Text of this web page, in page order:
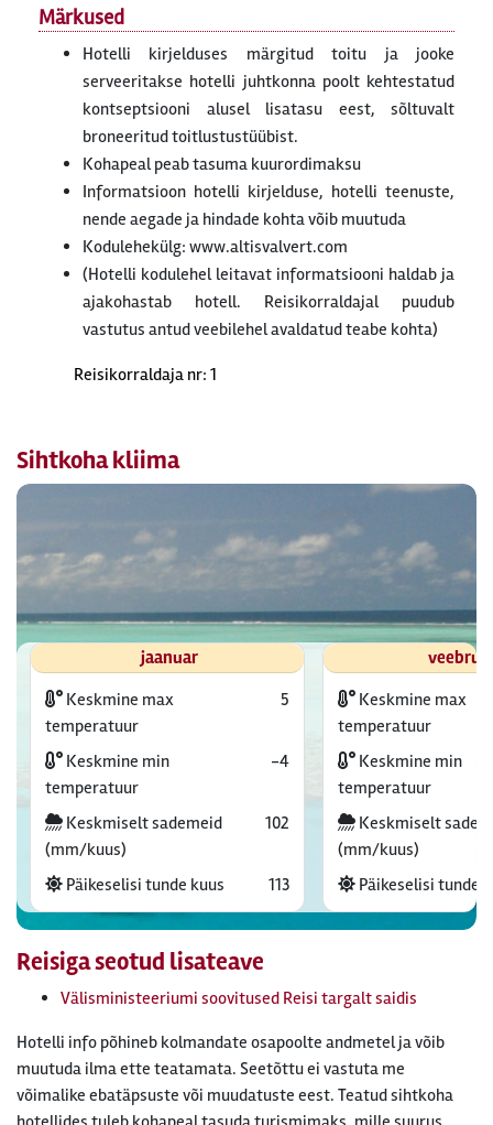
Märkused
Hotelli kirjelduses märgitud toitu ja jooke
serveeritakse hotelli juhtkonna poolt kehtestatud
kontseptsiooni alusel lisatasu eest, sõltuvalt
broneeritud toitlustustüübist.
Kohapeal peab tasuma kuurordimaksu
Informatsioon hotelli kirjelduse, hotelli teenuste,
nende aegade ja hindade kohta võib muutuda
Kodulehekülg: www.altisvalvert.com
(Hotelli kodulehel leitavat informatsiooni haldab ja
ajakohastab hotell. Reisikorraldajal puudub
vastutus antud veebilehel avaldatud teabe kohta)
Reisikorraldaja nr: 1
Sihtkoha kliima
jaanuar
Keskmine max
temperatuur
5
Keskmine min
temperatuur
-4
Keskmiselt sademeid
(mm/kuus)
102
Päikeselisi tunde kuus 113
Keskmine max
temperatuur
Keskmine min
temperatuur
Keskmiselt
(mm/kuus)
Päikeselisi tunde
Reisiga seotud lisateave
Välisministeeriumi soovitused Reisi targalt saidis
Hotelli info põhineb kolmandate osapoolte andmetel ja võib
muutuda ilma ette teatamata. Seetõttu ei vastuta me
võimalike ebatäpsuste või muudatuste eest. Teatud sihtkoha